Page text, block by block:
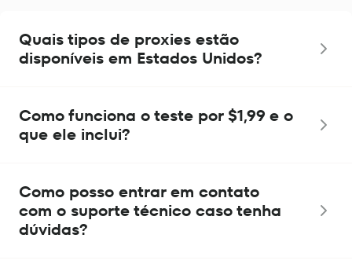
Quais tipos de proxies estão
disponíveis em Estados Unidos?
Como funciona o teste por $1,99 e o
que ele inclui?
Como posso entrar em contato
com o suporte técnico caso tenha
dúvidas?